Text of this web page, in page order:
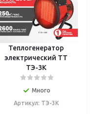
Теплогенератор
электрический TT
ТЭ-3К
Много
Артикул: ТЭ-3К